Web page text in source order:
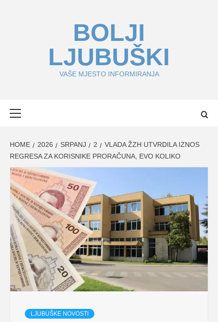
BOLJI
LJUBUŠKI
VAŠE MJESTO INFORMIRANJA
HOME 2026 SRPANJ 2
VLADA ŽZH UTVRDILA IZNOS
REGRESA ZA KORISNIKE PRORAČUNA, EVO KOLIKO
LJUBUŠKE NOVOSTI